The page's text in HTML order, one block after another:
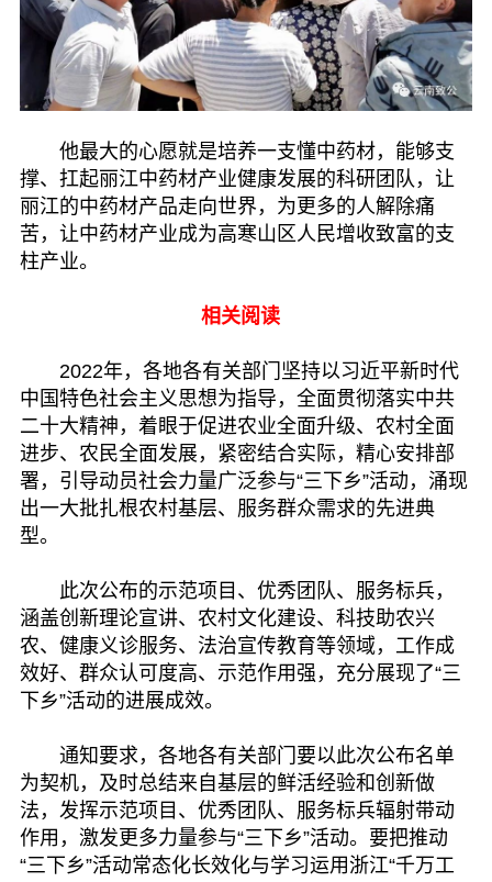
他最大的心愿就是培养一支懂中药材，能够支
撑、扛起丽江中药材产业健康发展的科研团队，让
丽江的中药材产品走向世界，为更多的人解除痛
苦，让中药材产业成为高寒山区人民增收致富的支
柱产业。
相关阅读
2022年，各地各有关部门坚持以习近平新时代
中国特色社会主义思想为指导，全面贯彻落实中共
二十大精神，着眼于促进农业全面升级、农村全面
进步、农民全面发展，紧密结合实际，精心安排部
署，引导动员社会力量广泛参与“三下乡”活动，涌现
出一大批扎根农村基层、服务群众需求的先进典
型。
此次公布的示范项目、优秀团队、服务标兵，
涵盖创新理论宣讲、农村文化建设、科技助农兴
农、健康义诊服务、法治宣传教育等领域，工作成
效好、群众认可度高、示范作用强，充分展现了“三
下乡”活动的进展成效。
通知要求，各地各有关部门要以此次公布名单
为契机，及时总结来自基层的鲜活经验和创新做
法，发挥示范项目、优秀团队、服务标兵辐射带动
作用，激发更多力量参与“三下乡”活动。要把推动
“三下乡”活动常态化长效化与学习运用浙江“千万工